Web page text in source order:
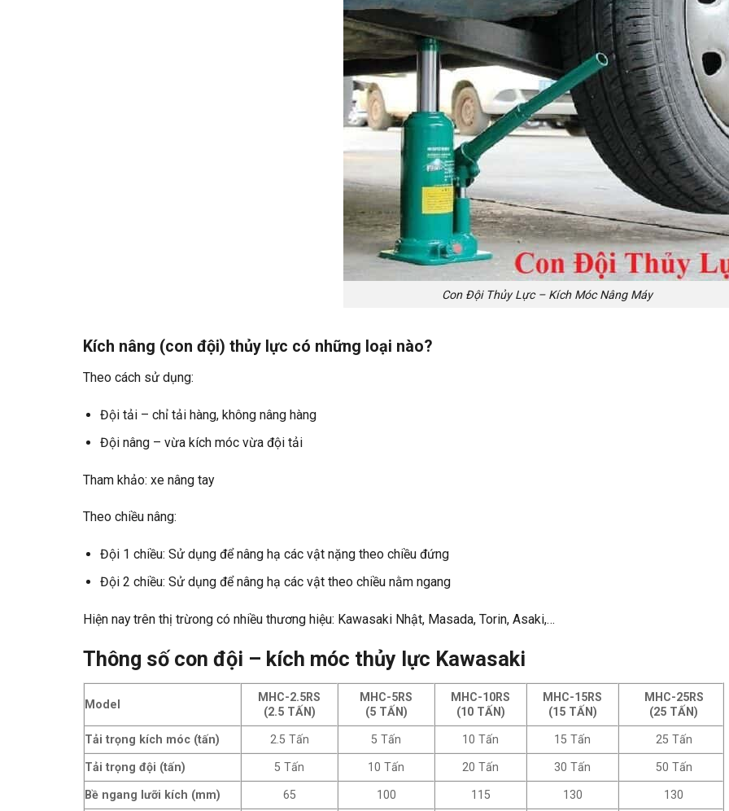
Con Đội Thủy Lực – Kích Móc Nâng Máy
Kích nâng (con đội) thủy lực có những loại nào?
Theo cách sử dụng:
Đội tải – chỉ tải hàng, không nâng hàng
Đội nâng – vừa kích móc vừa đội tải
Tham khảo: xe nâng tay
Theo chiều nâng:
Đội 1 chiều: Sử dụng để nâng hạ các vật nặng theo chiều đứng
Đội 2 chiều: Sử dụng để nâng hạ các vật theo chiều nằm ngang
Hiện nay trên thị trừong có nhiều thương hiệu: Kawasaki Nhật, Masada, Torin, Asaki,…
Thông số con đội – kích móc thủy lực Kawasaki
Model
MHC-2.5RS
(2.5 TẤN)
MHC-5RS
(5 TẤN)
MHC-10RS
(10 TẤN)
MHC-15RS
(15 TẤN)
MHC-25RS
(25 TẤN)
Tải trọng kích móc (tấn) 2.5 Tấn 5 Tấn 10 Tấn 15 Tấn 25 Tấn
Tải trọng đội (tấn) 5 Tấn 10 Tấn 20 Tấn 30 Tấn 50 Tấn
Bề ngang lưỡi kích (mm) 65 100 115 130 130